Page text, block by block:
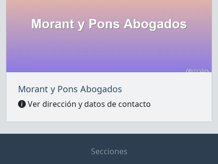
Morant y Pons Abogados
Ver dirección y datos de contacto
Secciones